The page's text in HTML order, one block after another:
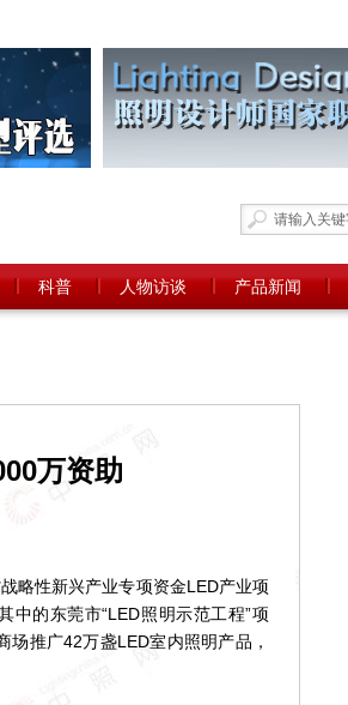
科普 人物访谈 产品新闻
万资助
性新兴产业专项资金LED产业项
中的东莞市“LED照明示范工程”项
推广42万盏LED室内照明产品，